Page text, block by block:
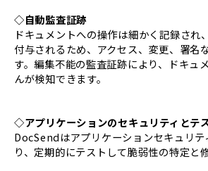
◇自動監査証跡
ドキュメントへの操作は細かく記録され
付与されるため、アクセス、変更、署名
す。編集不能の監査証跡により、ドキュ
んが検知できます。
◇アプリケーションのセキュリティとテ
DocSendはアプリケーションセキュリテ
り、定期的にテストして脆弱性の特定と